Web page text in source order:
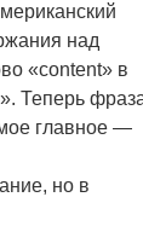
над
«content» в
Теперь
главное —
но в